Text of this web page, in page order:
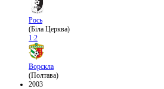
Рось
(Біла Церква)
1:2
Ворскла
(Полтава)
2003